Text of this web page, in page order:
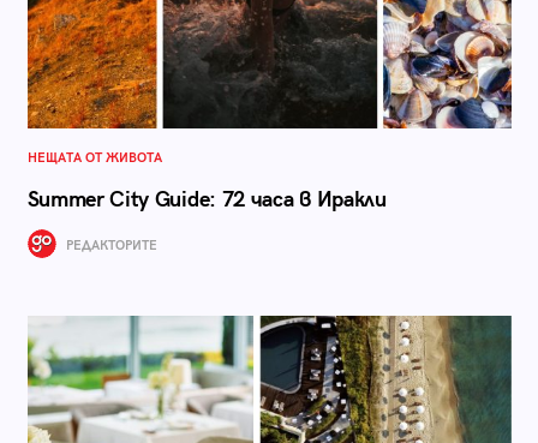
НЕЩАТА ОТ ЖИВОТА
Summer City Guide: 72 часа в Иракли
РЕДАКТОРИТЕ